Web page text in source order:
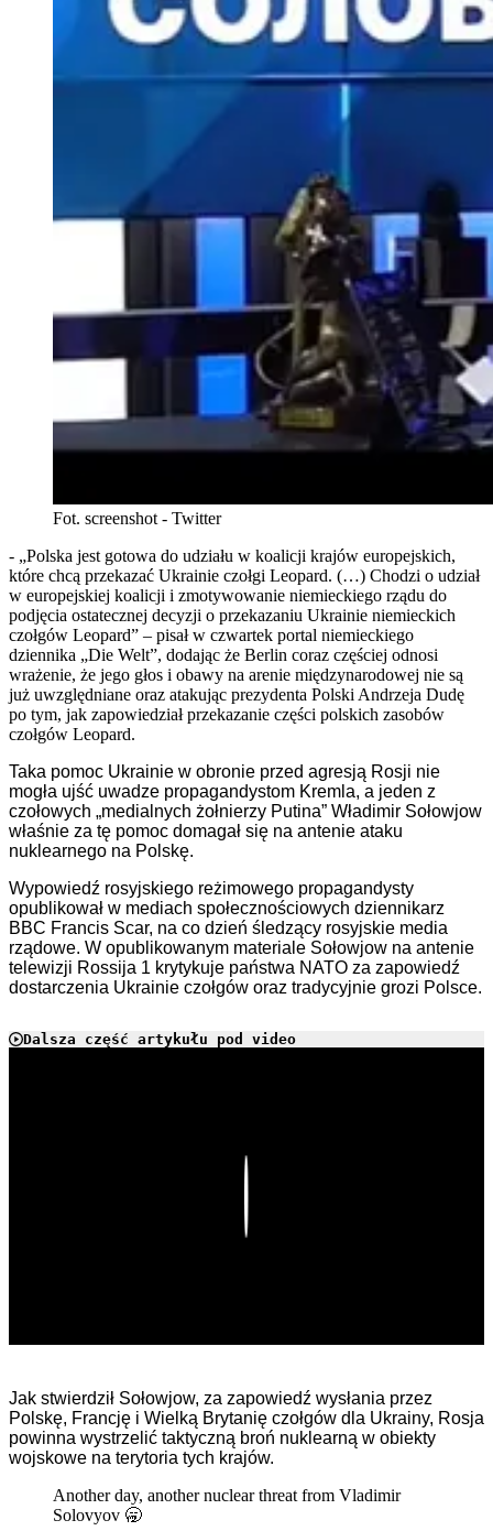
Fot. screenshot - Twitter
- „Polska jest gotowa do udziału w koalicji krajów europejskich,
które chcą przekazać Ukrainie czołgi Leopard. (…) Chodzi o udział
w europejskiej koalicji i zmotywowanie niemieckiego rządu do
podjęcia ostatecznej decyzji o przekazaniu Ukrainie niemieckich
czołgów Leopard” – pisał w czwartek portal niemieckiego
dziennika „Die Welt”, dodając że Berlin coraz częściej odnosi
wrażenie, że jego głos i obawy na arenie międzynarodowej nie są
już uwzględniane oraz atakując prezydenta Polski Andrzeja Dudę
po tym, jak zapowiedział przekazanie części polskich zasobów
czołgów Leopard.
Taka pomoc Ukrainie w obronie przed agresją Rosji nie
mogła ujść uwadze propagandystom Kremla, a jeden z
czołowych „medialnych żołnierzy Putina” Władimir Sołowjow
właśnie za tę pomoc domagał się na antenie ataku
nuklearnego na Polskę.
Wypowiedź rosyjskiego reżimowego propagandysty
opublikował w mediach społecznościowych dziennikarz
BBC Francis Scar, na co dzień śledzący rosyjskie media
rządowe. W opublikowanym materiale Sołowjow na antenie
telewizji Rossija 1 krytykuje państwa NATO za zapowiedź
dostarczenia Ukrainie czołgów oraz tradycyjnie grozi Polsce.
Dalsza część artykułu pod video
Jak stwierdził Sołowjow, za zapowiedź wysłania przez
Polskę, Francję i Wielką Brytanię czołgów dla Ukrainy, Rosja
powinna wystrzelić taktyczną broń nuklearną w obiekty
wojskowe na terytoria tych krajów.
Another day, another nuclear threat from Vladimir
Solovyov 🥱